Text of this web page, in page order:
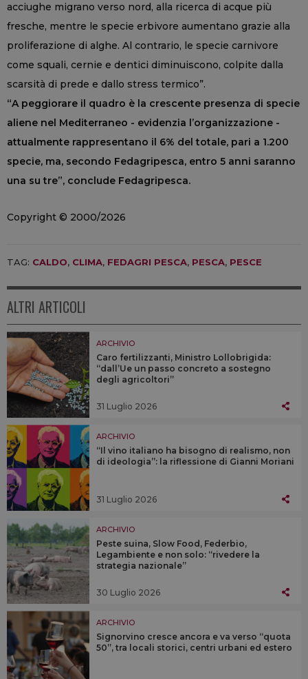
acciughe migrano verso nord, alla ricerca di acque più
fresche, mentre le specie erbivore aumentano grazie alla
proliferazione di alghe. Al contrario, le specie carnivore
come squali, cernie e dentici diminuiscono, colpite dalla
scarsità di prede e dallo stress termico”.
“A peggiorare il quadro è la crescente presenza di specie
aliene nel Mediterraneo - evidenzia l’organizzazione -
attualmente rappresentano il 6% del totale, pari a 1.200
specie, ma, secondo Fedagripesca, entro 5 anni saranno
una su tre”, conclude Fedagripesca.
Copyright © 2000/2026
TAG: CALDO, CLIMA, FEDAGRI PESCA, PESCA, PESCE
ALTRI ARTICOLI
ARCHIVIO
Caro fertilizzanti, Ministro Lollobrigida:
“dall’Ue un passo concreto a sostegno
degli agricoltori”
31 Luglio 2026
ARCHIVIO
“Il vino italiano ha bisogno di realismo, non
di ideologia”: la riflessione di Gianni Moriani
31 Luglio 2026
ARCHIVIO
Peste suina, Slow Food, Federbio,
Legambiente e non solo: “rivedere la
strategia nazionale”
30 Luglio 2026
ARCHIVIO
Signorvino cresce ancora e va verso “quota
50”, tra locali storici, centri urbani ed estero